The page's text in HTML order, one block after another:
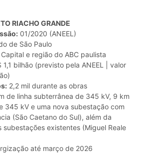
RIACHO GRANDE
01/2020 (ANEEL)
de São Paulo
Capital e região do ABC paulista
1,1 bilhão (previsto pela ANEEL | valor
2,2 mil durante as obras
de linha subterrânea de 345 kV, 9 km
345 kV e uma nova subestação com
(São Caetano do Sul), além da
subestações existentes (Miguel Reale
até março de 2026